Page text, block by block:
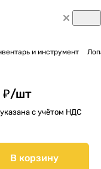
и инструмент
₽/шт
с учётом НДС
В корзину